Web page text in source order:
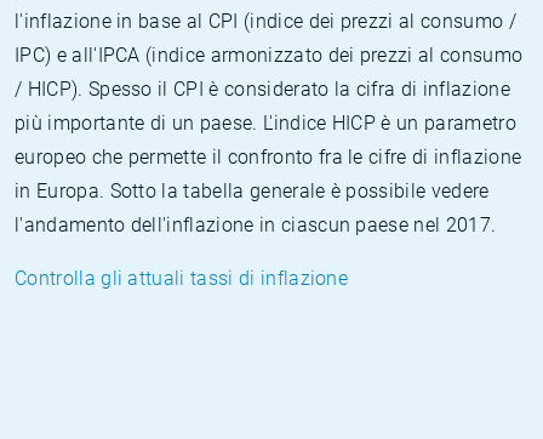
l'inflazione in base al CPI (indice dei prezzi al consumo /
IPC) e all'IPCA (indice armonizzato dei prezzi al consumo
/ HICP). Spesso il CPI è considerato la cifra di inflazione
più importante di un paese. L'indice HICP è un parametro
europeo che permette il confronto fra le cifre di inflazione
in Europa. Sotto la tabella generale è possibile vedere
l'andamento dell'inflazione in ciascun paese nel 2017.
Controlla gli attuali tassi di inflazione